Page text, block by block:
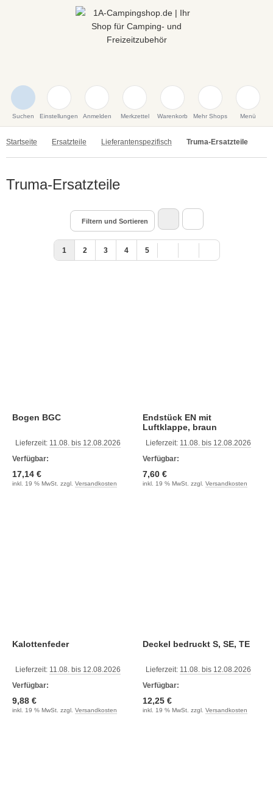
Suchen Einstellungen Anmelden Merkzettel Warenkorb Mehr Shops Menü
Startseite Ersatzteile Lieferantenspezifisch Truma-Ersatzteile
Truma-Ersatzteile
Filtern und Sortieren
1 2 3 4 5
Bogen BGC
Lieferzeit: 11.08. bis 12.08.2026
Verfügbar:
17,14 €
inkl. 19 % MwSt. zzgl. Versandkosten
Endstück EN mit
Luftklappe, braun
Lieferzeit: 11.08. bis 12.08.2026
Verfügbar:
7,60 €
inkl. 19 % MwSt. zzgl. Versandkosten
Kalottenfeder
Lieferzeit: 11.08. bis 12.08.2026
Verfügbar:
9,88 €
inkl. 19 % MwSt. zzgl. Versandkosten
Deckel bedruckt S, SE, TE
Lieferzeit: 11.08. bis 12.08.2026
Verfügbar:
12,25 €
inkl. 19 % MwSt. zzgl. Versandkosten